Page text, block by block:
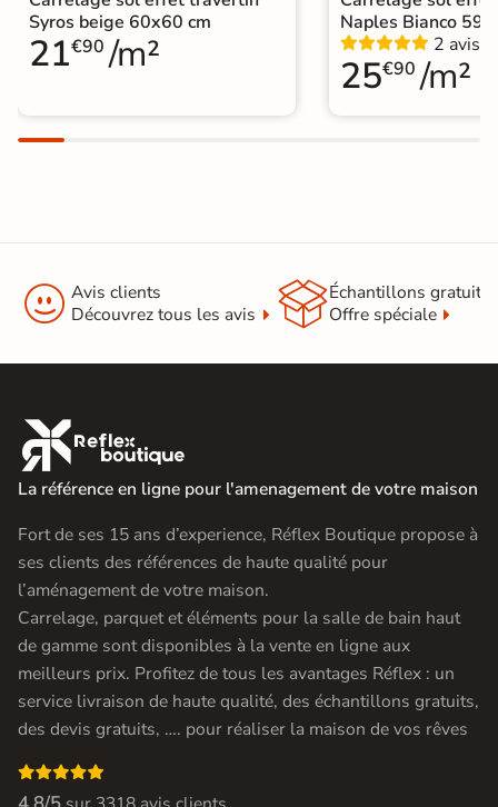
Syros beige 60x60 cm
21€90 /m²
Naples Bianco
2 avis
25€90 /m²
 Avis clients
Découvrez tous les avis
Échantillons gratuit
Offre spéciale

La référence en ligne pour l'amenagement de votre maison
Fort de ses 15 ans d’experience, Réflex Boutique propose à
ses clients des références de haute qualité pour
l’aménagement de votre maison.
Carrelage, parquet et éléments pour la salle de bain haut
de gamme sont disponibles à la vente en ligne aux
meilleurs prix. Profitez de tous les avantages Réflex : un
service livraison de haute qualité, des échantillons gratuits,
des devis gratuits, …. pour réaliser la maison de vos rêves
